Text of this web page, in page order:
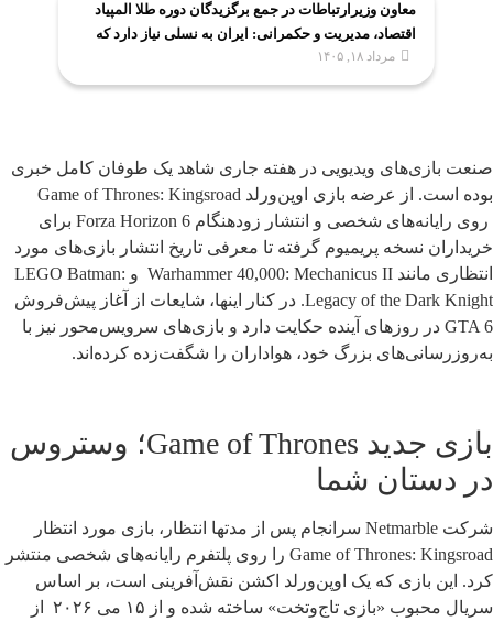
معاون وزیرارتباطات در جمع برگزیدگان دوره طلا المپیاد
اقتصاد، مدیریت و حکمرانی: ایران به نسلی نیاز دارد که
اقتصاد را علمی و حکمرانی را مسئولانه بیاموزد
مرداد ۱۸, ۱۴۰۵
صنعت بازی‌های ویدیویی در هفته جاری شاهد یک طوفان کامل خبری
بوده است. از عرضه بازی اوپن‌ورلد Game of Thrones: Kingsroad
روی رایانه‌های شخصی و انتشار زودهنگام Forza Horizon 6 برای
خریداران نسخه پریمیوم گرفته تا معرفی تاریخ انتشار بازی‌های مورد
انتظاری مانند Warhammer 40,000: Mechanicus II و LEGO Batman:
Legacy of the Dark Knight. در کنار اینها، شایعات از آغاز پیش‌فروش
GTA 6 در روزهای آینده حکایت دارد و بازی‌های سرویس‌محور نیز با
به‌روزرسانی‌های بزرگ خود، هواداران را شگفت‌زده کرده‌اند.
بازی جدید Game of Thrones؛ وستروس
در دستان شما
شرکت Netmarble سرانجام پس از مدتها انتظار، بازی مورد انتظار
Game of Thrones: Kingsroad را روی پلتفرم رایانه‌های شخصی منتشر
کرد. این بازی که یک اوپن‌ورلد اکشن نقش‌آفرینی است، بر اساس
سریال محبوب «بازی تاج‌وتخت» ساخته شده و از ۱۵ می ۲۰۲۶ از